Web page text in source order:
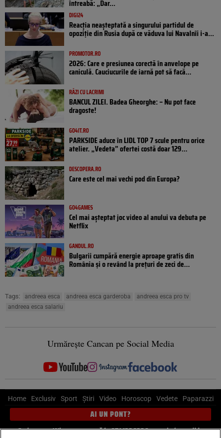
întreabă: „Dar...
DIGI24
Reacția neașteptată a singurului partidul de
opoziţie din Rusia după ce văduva lui Navalnîi i-a...
PROMOTOR.RO
2026: Care e presiunea corectă în anvelope pe
caniculă. Cauciucurile de iarnă pot să facă...
RÂZI CU LACRIMI
BANCUL ZILEI. Badea Gheorghe: – Nu pot face
dragoste!
GO4IT.RO
PARKSIDE aduce în LIDL TOP 7 scule pentru orice
atelier. „Vedeta” ofertei costă doar 129...
DESCOPERA.RO
Care este cel mai vechi pod din Europa?
GO4GAMES
Cel mai așteptat joc video al anului va debuta pe
Netflix
GANDUL.RO
Bulgarii cumpără energie aproape gratis din
România și o revând la prețuri de zeci de...
Tags: andreea esca andreea esca garderoba
andreea esca pro tv
andreea esca salariu
Urmărește Cancan pe Social Media
Home Exclusiv Sport Știri Video Horoscop Vedete Paparazzi
AI UN PONT?
Scrie-ne pe Whatsapp, sună la 0741226226 sau trimite mail la